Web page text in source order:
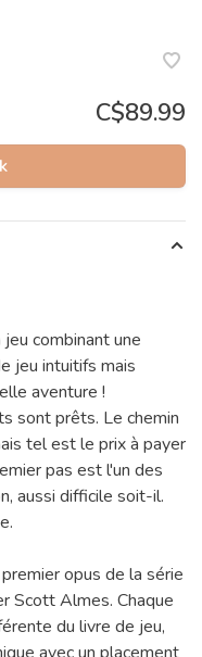
C$89.99
combinant une
jeu intuitifs mais
aventure !
sont prêts. Le chemin
tel est le prix à payer
pas est l'un des
aussi difficile soit-il.
opus de la série
Scott Almes. Chaque
du livre de jeu,